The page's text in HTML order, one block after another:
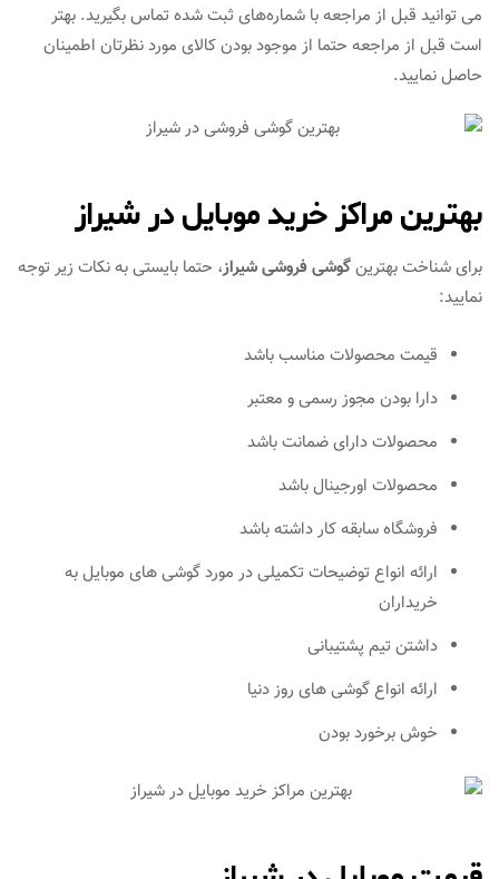
می توانید قبل از مراجعه با شماره‌های ثبت شده تماس بگیرید. بهتر
است قبل از مراجعه حتما از موجود بودن کالای مورد نظرتان اطمینان
حاصل نمایید.
بهترین مراکز خرید موبایل در شیراز
برای شناخت بهترینگوشی فروشی شیراز، حتما بایستی به نکات زیر توجه
نمایید:
قیمت محصولات مناسب باشد
دارا بودن مجوز رسمی و معتبر
محصولات دارای ضمانت باشد
محصولات اورجینال باشد
فروشگاه سابقه کار داشته باشد
ارائه انواع توضیحات تکمیلی در مورد گوشی های موبایل به
خریداران
داشتن تیم پشتیبانی
ارائه انواع گوشی های روز دنیا
خوش برخورد بودن